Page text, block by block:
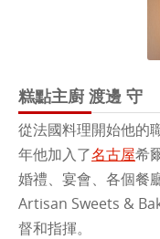
糕點主廚 渡邊 守
從法國料理開始他的
年他加入了名古屋希
婚禮、宴會、各個餐
Artisan Sweets &
督和指揮。